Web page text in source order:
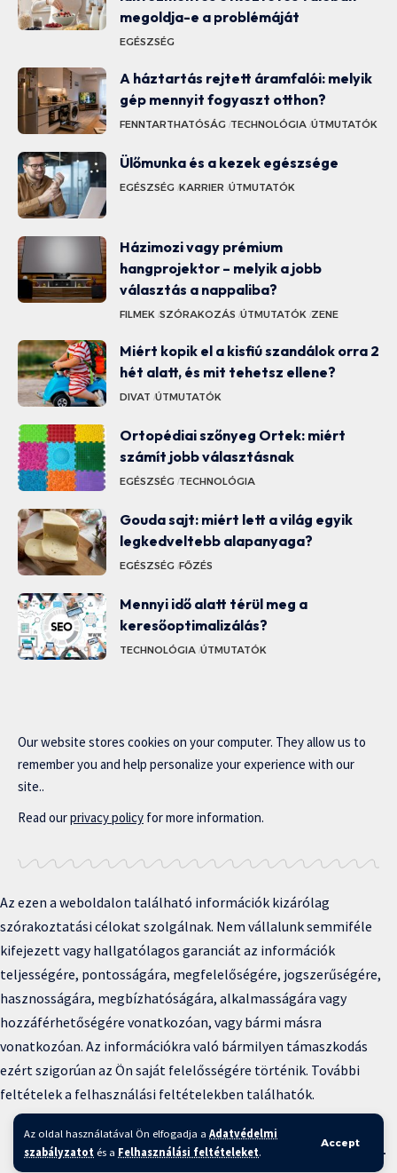
Az oldal használatával Ön elfogadja a Adatvédelmi
szabályzatot és a Felhasználási feltételeket.
Accept
megoldja-e a problémáját
EGÉSZSÉG
A háztartás rejtett áramfalói: melyik
gép mennyit fogyaszt otthon?
FENNTARTHATÓSÁG TECHNOLÓGIA ÚTMUTATÓK
Ülőmunka és a kezek egészsége
EGÉSZSÉG KARRIER ÚTMUTATÓK
Házimozi vagy prémium
hangprojektor – melyik a jobb
választás a nappaliba?
FILMEK SZÓRAKOZÁS ÚTMUTATÓK ZENE
Miért kopik el a kisfiú szandálok orra 2
hét alatt, és mit tehetsz ellene?
DIVAT ÚTMUTATÓK
Ortopédiai szőnyeg Ortek: miért
számít jobb választásnak
EGÉSZSÉG TECHNOLÓGIA
Gouda sajt: miért lett a világ egyik
legkedveltebb alapanyaga?
EGÉSZSÉG FŐZÉS
Mennyi idő alatt térül meg a
keresőoptimalizálás?
TECHNOLÓGIA ÚTMUTATÓK
Our website stores cookies on your computer. They allow us to
remember you and help personalize your experience with our
site..
Read ourprivacy policy for more information.
Az ezen a weboldalon található információk kizárólag
szórakoztatási célokat szolgálnak. Nem vállalunk semmiféle
kifejezett vagy hallgatólagos garanciát az információk
teljességére, pontosságára, megfelelőségére, jogszerűségére,
hasznosságára, megbízhatóságára, alkalmasságára vagy
hozzáférhetőségére vonatkozóan, vagy bármi másra
vonatkozóan. Az információkra való bármilyen támaszkodás
ezért szigorúan az Ön saját felelősségére történik. További
feltételek a felhasználási feltételekben találhatók.
Copyright © 2025 BFKH.hu
Felhasználási feltételek –Adatvédelmi irányelvek – Kapcsolat –